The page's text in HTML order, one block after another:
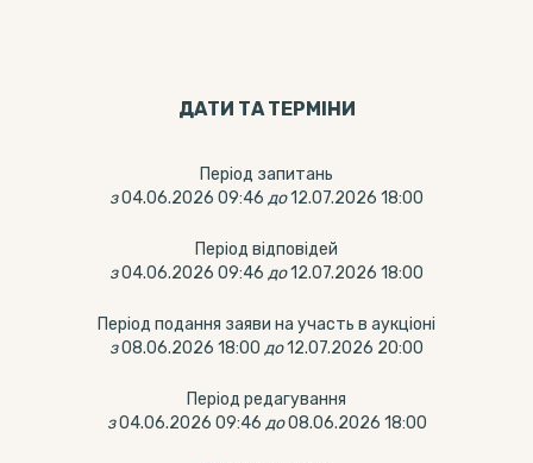
ДАТИ ТА ТЕРМIНИ
Період запитань
з04.06.2026 09:46 до12.07.2026 18:00
Період відповідей
з04.06.2026 09:46 до12.07.2026 18:00
Період подання заяви на участь в аукціоні
з08.06.2026 18:00 до12.07.2026 20:00
Період редагування
з 04.06.2026 09:46 до 08.06.2026 18:00